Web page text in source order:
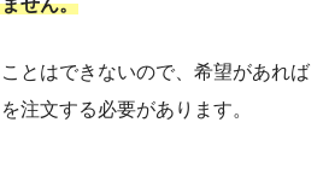
とはできないので、希望があれば
注文する必要があります。